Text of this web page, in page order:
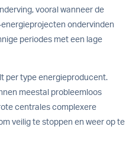
vooral wanneer de
ondervinden
periodes met een lage
per type energieproducent.
meestal probleemloos
centrales complexere
veilig te stoppen en weer op te